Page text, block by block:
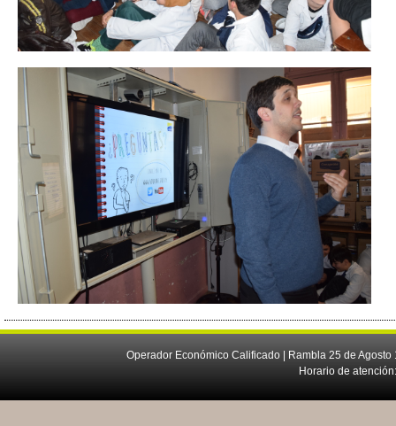
Operador Económico Calificado | Rambla 25 de
Horario de